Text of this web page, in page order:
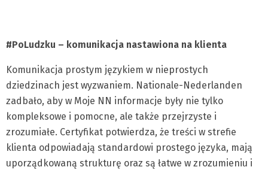
#PoLudzku – komunikacja nastawiona na klienta
Komunikacja prostym językiem w nieprostych
dziedzinach jest wyzwaniem. Nationale-Nederlanden
zadbało, aby w Moje NN informacje były nie tylko
kompleksowe i pomocne, ale także przejrzyste i
zrozumiałe. Certyfikat potwierdza, że treści w strefie
klienta odpowiadają standardowi prostego języka, mają
uporządkowaną strukturę oraz są łatwe w zrozumieniu i